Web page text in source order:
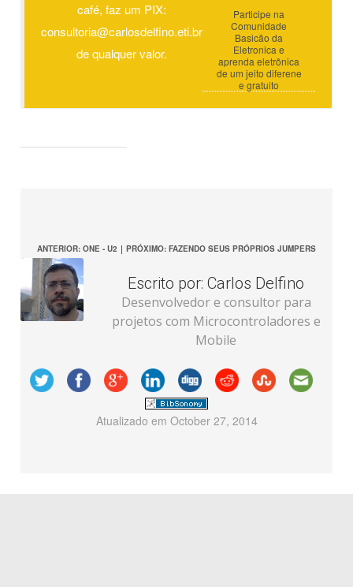
café, faz um PIX:
consultoria@carlosdelfino.eti.br
de qualquer valor.
Participe na
Comunidade
Basicão da
Eletronica e
aprenda eletrônica
de um jeito diferene
e gratuito
ANTERIOR: ONE - U2 | PRÓXIMO: FAZENDO SEUS PRÓPRIOS JUMPERS
Escrito por: Carlos Delfino
Desenvolvedor e consultor para
projetos com Microcontroladores e
Mobile
Atualizado em October 27, 2014